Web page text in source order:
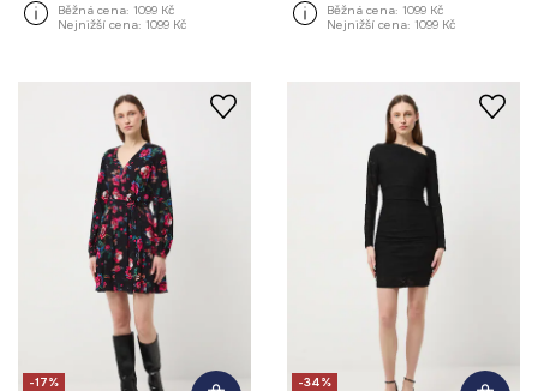
Běžná cena: 1099 Kč
Nejnižší cena: 1099 Kč
Běžná cena: 1099 Kč
Nejnižší cena: 1099 Kč
-17%
-34%